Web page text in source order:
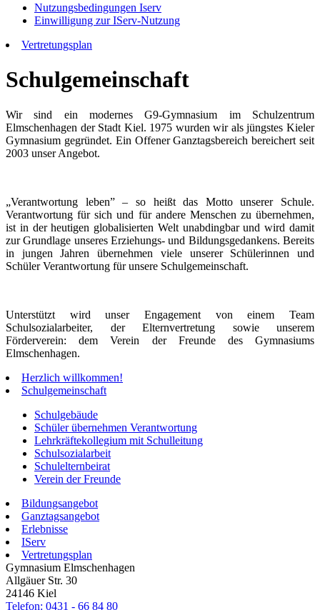
Nutzungsbedingungen Iserv
Einwilligung zur IServ-Nutzung
Vertretungsplan
Schulgemeinschaft
Wir sind ein modernes G9-Gymnasium im Schulzentrum
Elmschenhagen der Stadt Kiel. 1975 wurden wir als jüngstes Kieler
Gymnasium gegründet. Ein Offener Ganztagsbereich bereichert seit
2003 unser Angebot.
„Verantwortung leben” – so heißt das Motto unserer Schule.
Verantwortung für sich und für andere Menschen zu übernehmen,
ist in der heutigen globalisierten Welt unabdingbar und wird damit
zur Grundlage unseres Erziehungs- und Bildungsgedankens. Bereits
in jungen Jahren übernehmen viele unserer Schülerinnen und
Schüler Verantwortung für unsere Schulgemeinschaft.
Unterstützt wird unser Engagement von einem Team
Schulsozialarbeiter, der Elternvertretung sowie unserem
Förderverein: dem Verein der Freunde des Gymnasiums
Elmschenhagen.
Herzlich willkommen!
Schulgemeinschaft
Schulgebäude
Schüler übernehmen Verantwortung
Lehrkräftekollegium mit Schulleitung
Schulsozialarbeit
Schulelternbeirat
Verein der Freunde
Bildungsangebot
Ganztagsangebot
Erlebnisse
IServ
Vertretungsplan
Gymnasium Elmschenhagen
Allgäuer Str. 30
24146 Kiel
Telefon: 0431 - 66 84 80